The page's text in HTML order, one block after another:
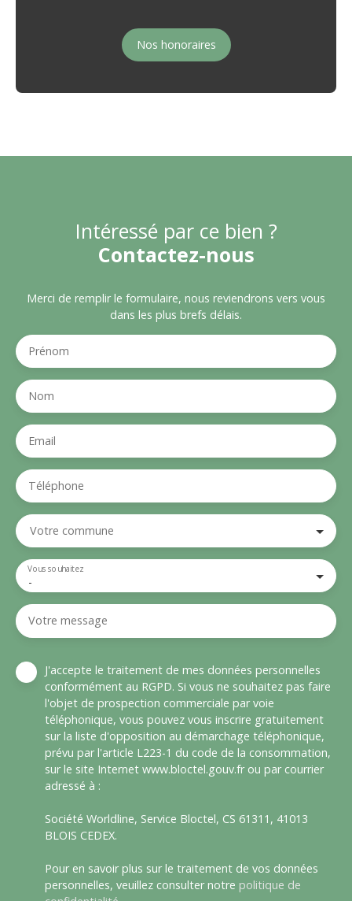
Nos honoraires
Intéressé par ce bien ?
Contactez-nous
Merci de remplir le formulaire, nous reviendrons vers vous
dans les plus brefs délais.
Prénom
Nom
Email
Téléphone
Votre commune
-
Vous souhaitez
Votre message
J'accepte le traitement de mes données personnelles
conformément au RGPD. Si vous ne souhaitez pas faire
l'objet de prospection commerciale par voie
téléphonique, vous pouvez vous inscrire gratuitement
sur la liste d'opposition au démarchage téléphonique,
prévu par l'article L223-1 du code de la consommation,
sur le site Internet www.bloctel.gouv.fr ou par courrier
adressé à :
Société Worldline, Service Bloctel, CS 61311, 41013
BLOIS CEDEX.
Pour en savoir plus sur le traitement de vos données
personnelles, veuillez consulter notre politique de